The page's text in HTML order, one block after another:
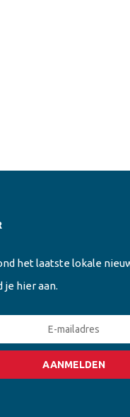
het laatste lokale
je hier aan.